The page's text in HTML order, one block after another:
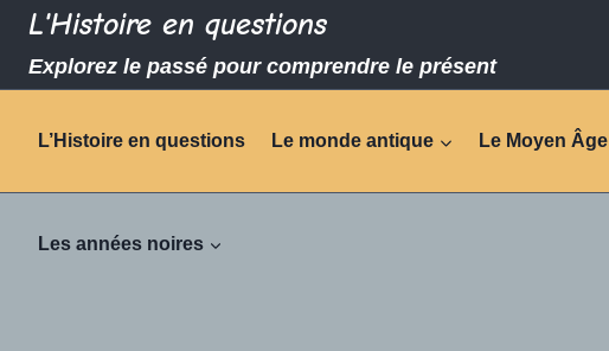
L'Histoire en questions
Explorez le passé pour comprendre le présent
L’Histoire en questions Le monde antique Le Moyen Âge
Les années noires